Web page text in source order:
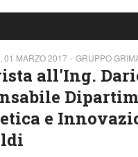
01 MARZO 2017 GRUPPO
all'Ing.
e